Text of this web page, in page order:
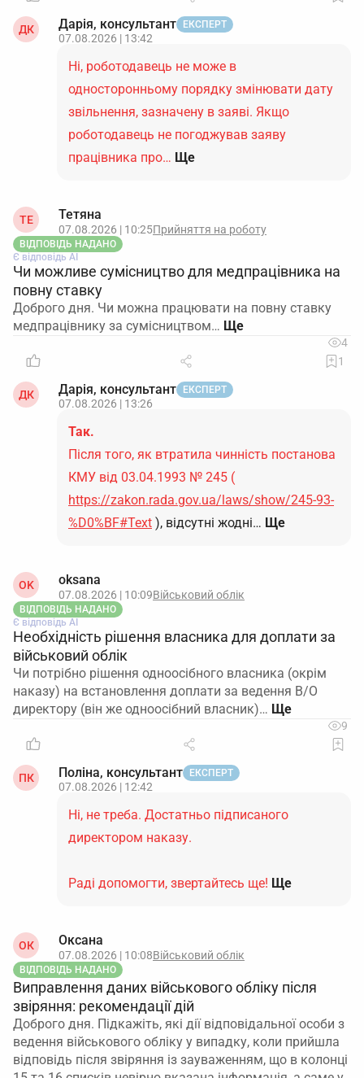
ДК Дарія, консультант ЕКСПЕРТ
07.08.2026 | 13:42
Ні, роботодавець не може в
односторонньому порядку змінювати дату
звільнення, зазначену в заяві. Якщо
роботодавець не погоджував заяву
працівника про… Ще
ТЕ Тетяна
07.08.2026 | 10:25Прийняття на роботу
ВІДПОВІДЬ НАДАНО
Є відповідь АІ
Чи можливе сумісництво для медпрацівника на
повну ставку
Доброго дня. Чи можна працювати на повну ставку
медпрацівнику за сумісництвом…
4
1
ДК Дарія, консультант ЕКСПЕРТ
07.08.2026 | 13:26
Так.
Після того, як втратила чинність постанова
КМУ від 03.04.1993 № 245 (
https://zakon.rada.gov.ua/laws/show/245-93-
%D0%BF#Text ), відсутні жодні… Ще
OK oksana
07.08.2026 | 10:09Військовий облік
ВІДПОВІДЬ НАДАНО
Є відповідь АІ
Необхідність рішення власника для доплати за
військовий облік
Чи потрібно рішення одноосібного власника (окрім
наказу) на встановлення доплати за ведення В/О
директору (він же одноосібний власник)…
9
ПК Поліна, консультант ЕКСПЕРТ
07.08.2026 | 12:42
Ні, не треба. Достатньо підписаного
директором наказу.
Раді допомогти, звертайтесь ще! Ще
ОК Оксана
07.08.2026 | 10:08Військовий облік
ВІДПОВІДЬ НАДАНО
Виправлення даних військового обліку після
звіряння: рекомендації дій
Доброго дня. Підкажіть, які дії відповідальної особи з
ведення військового обліку у випадку, коли прийшла
відповідь після звіряння із зауваженням, що в колонці